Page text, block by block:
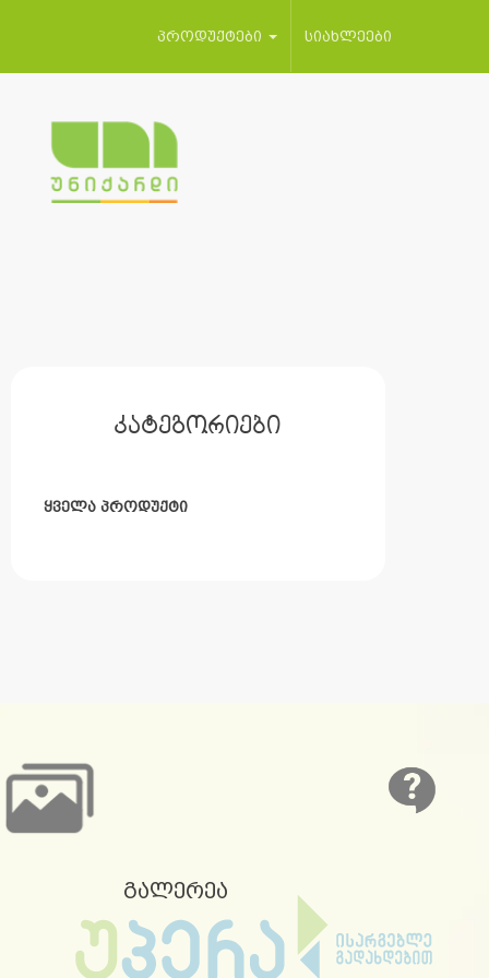
პროდუქტები სიახლეები
კატეგორიები
ყველა პროდუქტი
გალერეა